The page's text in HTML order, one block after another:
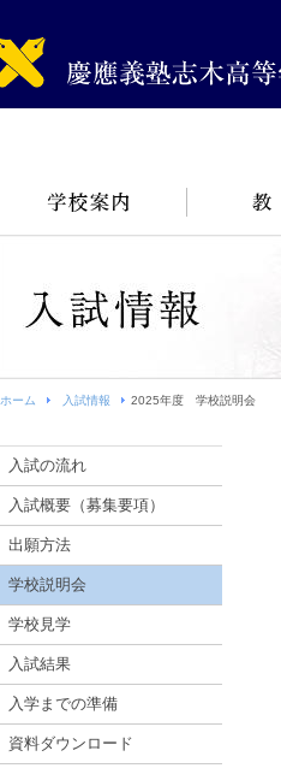
ホーム 入試情報 2025年度 学校説明会
入試の流れ
入試概要（募集要項）
出願方法
学校説明会
学校見学
入試結果
入学までの準備
資料ダウンロード